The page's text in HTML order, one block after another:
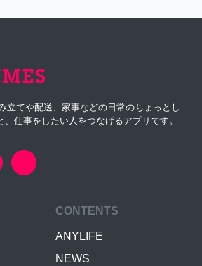
立てや配送、家事などの日常のちょっとし
仕事をしたい人をつなげるアプリです。
CONTENTS
ANYLIFE
NEWS